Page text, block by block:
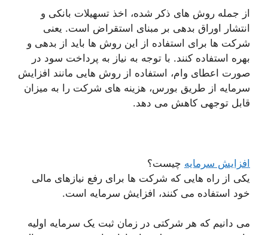
از جمله روش های ذکر شده، اخذ تسهیلات بانکی و
انتشار اوراق بدهی بر مبنای استقراض است. یعنی
شرکت ها برای استفاده از این روش ها باید از بدهی و
بهره استفاده کنند. با توجه به نیاز به پرداخت سود در
صورت اعطای وام، استفاده از روش هایی مانند افزایش
سرمایه از طریق بورس، هزینه های شرکت را به میزان
قابل توجهی کاهش می دهد.
افزایش سرمایه چیست؟
یکی از راه هایی که شرکت ها برای رفع نیازهای مالی
خود استفاده می کنند، افزایش سرمایه است.
می دانیم که هر شرکتی در زمان ثبت یک سرمایه اولیه